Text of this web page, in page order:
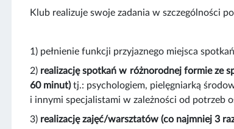
Klub realizuje swoje zadania w szczególności
1) pełnienie funkcji przyjaznego miejsca
2) realizację spotkań w różnorodnej formie ze
60 minut)tj.: psychologiem, pielęgniarką
i innymi specjalistami w zależności od potrzeb
3) realizację zajęć/warsztatów (co najmniej 3